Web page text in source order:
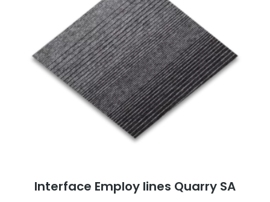
Interface Employ lines Quarry SA